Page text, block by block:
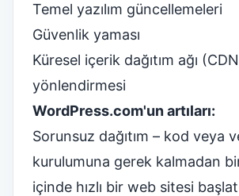
Temel yazılım güncellemeleri
Güvenlik yaması
Küresel içerik dağıtım ağı
yönlendirmesi
WordPress.com'un artıları:
Sorunsuz dağıtım – kod veya
kurulumuna gerek kalmadan
içinde hızlı bir web sitesi